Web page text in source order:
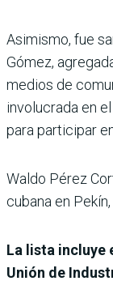
Asimismo, fue
Gómez,
medios de
involucrada en
para participar
Waldo Pérez
cubana en
La lista incluye
Unión de